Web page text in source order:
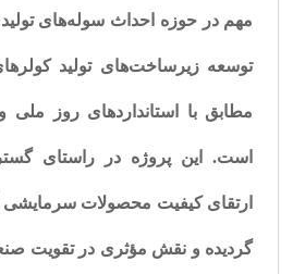
مهم در حوزه احداث سوله‌های
توسعه زیرساخت‌های تولید
مطابق با استانداردهای روز ملی
است. این پروژه در راستای
ارتقای کیفیت محصولات سرمایشی
گردیده و نقش مؤثری در تقویت